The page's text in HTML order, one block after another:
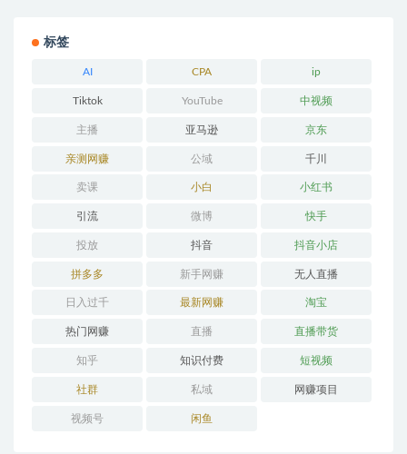
标签
AI CPA ip
Tiktok YouTube 中视频
主播 亚马逊 京东
亲测网赚 公域 千川
卖课 小白 小红书
引流 微博 快手
投放 抖音 抖音小店
拼多多 新手网赚 无人直播
日入过千 最新网赚 淘宝
热门网赚 直播 直播带货
知乎 知识付费 短视频
社群 私域 网赚项目
视频号 闲鱼